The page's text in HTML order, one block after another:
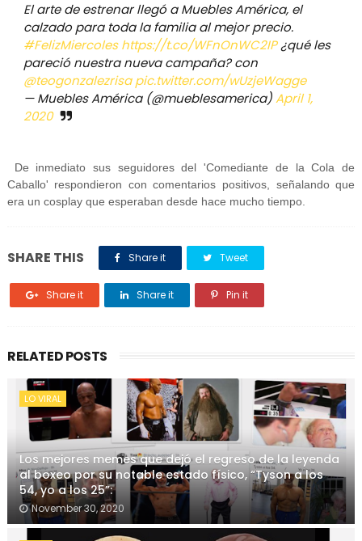
El arte de estrenar llegó a Muebles América, el
calzado para toda la familia al mejor precio.
#FelizMiercoles https://t.co/WFnOnWC2IP¿qué les
pareció nuestra nueva campaña? con
@teogonzalezrisa pic.twitter.com/wUzjeWagge
— Muebles América (@mueblesamerica)April 1,
2020
De inmediato sus seguidores del 'Comediante de la Cola de
Caballo' respondieron con comentarios positivos, señalando que
era un cosplay que esperaban desde hace mucho tiempo.
SHARE THIS Share it Tweet
Share it Share it Pin it
RELATED POSTS
LO VIRAL
Los mejores memes que dejó el regreso de la leyenda
al boxeo por su notable estado físico, “Tyson a los
54, yo a los 25”:
November 30, 2020